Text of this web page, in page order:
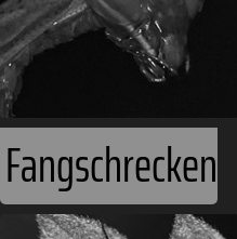
Fangschrecken